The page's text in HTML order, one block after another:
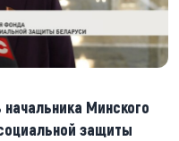
Минского
защиты